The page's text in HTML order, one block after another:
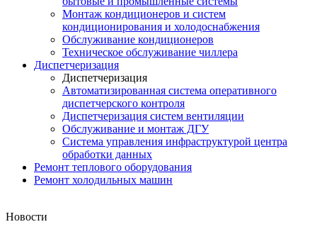
Монтаж кондиционеров и систем
кондиционирования и холодоснабжения
Обслуживание кондиционеров
Техническое обслуживание чиллера
Диспетчеризация
Диспетчеризация
Автоматизированная система оперативного
диспетчерского контроля
Диспетчеризация систем вентиляции
Обслуживание и монтаж ДГУ
Система управления инфраструктурой центра
обработки данных
Ремонт теплового оборудования
Ремонт холодильных машин
Новости